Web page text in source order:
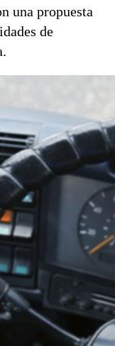
una propuesta
de